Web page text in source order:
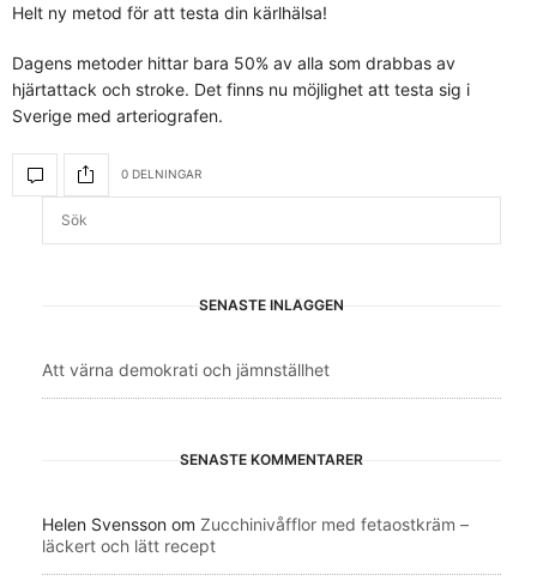
Helt ny metod för att testa din kärlhälsa!
Dagens metoder hittar bara 50% av alla som drabbas av
hjärtattack och stroke. Det finns nu möjlighet att testa sig i
Sverige med arteriografen.
0 DELNINGAR
SENASTE INLÄGGEN
Att värna demokrati och jämnställhet
SENASTE KOMMENTARER
Helen Svensson om Zucchinivåfflor med fetaostkräm –
läckert och lätt recept